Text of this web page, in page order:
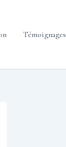
Témoignages